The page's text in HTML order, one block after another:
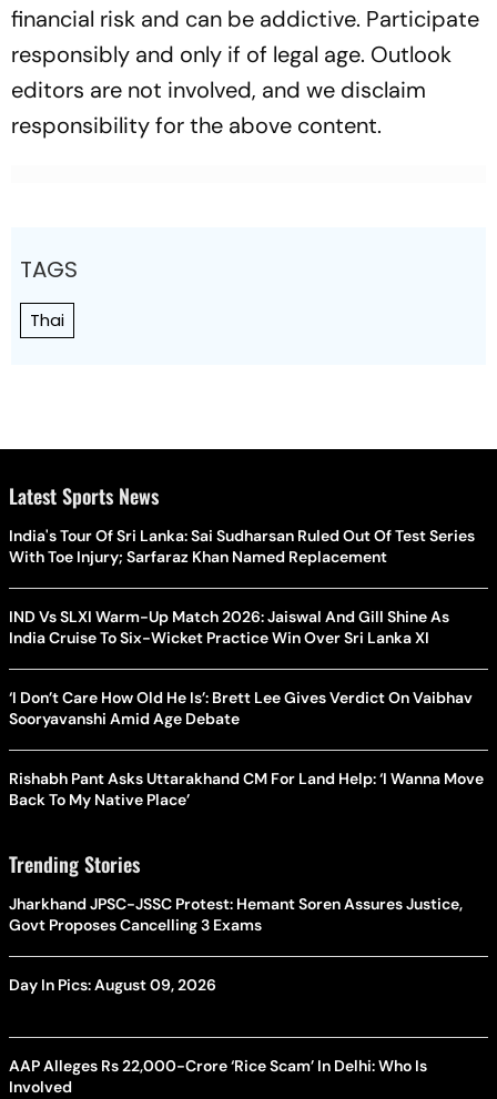
financial risk and can be addictive. Participate
responsibly and only if of legal age. Outlook
editors are not involved, and we disclaim
responsibility for the above content.
TAGS
Thai
Latest Sports News
India's Tour Of Sri Lanka: Sai Sudharsan Ruled Out Of Test Series
With Toe Injury; Sarfaraz Khan Named Replacement
IND Vs SLXI Warm-Up Match 2026: Jaiswal And Gill Shine As
India Cruise To Six-Wicket Practice Win Over Sri Lanka XI
‘I Don’t Care How Old He Is’: Brett Lee Gives Verdict On Vaibhav
Sooryavanshi Amid Age Debate
Rishabh Pant Asks Uttarakhand CM For Land Help: ‘I Wanna Move
Back To My Native Place’
Trending Stories
Jharkhand JPSC-JSSC Protest: Hemant Soren Assures Justice,
Govt Proposes Cancelling 3 Exams
Day In Pics: August 09, 2026
AAP Alleges Rs 22,000-Crore ‘Rice Scam’ In Delhi: Who Is
Involved